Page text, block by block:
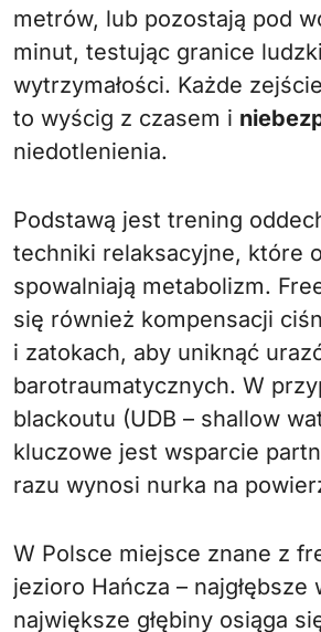
metrów, lub pozostają pod
minut, testując granice
wytrzymałości. Każde
to wyścig z czasem i
niedotlenienia.
Podstawą jest trening
techniki relaksacyjne, które
spowalniają metabolizm.
się również kompensacji
i zatokach, aby uniknąć
barotraumatycznych. W
blackoutu (UDB – shallow
kluczowe jest wsparcie
razu wynosi nurka na
W Polsce miejsce znane z
jezioro Hańcza – najgłębsze
największe głębiny osiąga